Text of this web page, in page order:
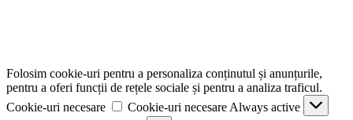
Folosim cookie-uri pentru a personaliza conținutul și anunțurile,
pentru a oferi funcții de rețele sociale și pentru a analiza traficul.
Cookie-uri necesare
Cookie-uri necesare Always active